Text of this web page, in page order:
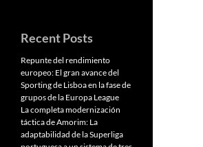
Recent Posts
Repunte del rendimiento
europeo: El gran avance del
Sporting de Lisboa en la fase de
grupos de la Europa League
La completa modernización
táctica de Amorim: La
adaptabilidad de la Superliga